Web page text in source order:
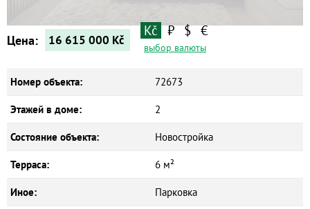
Коммерческие объекты
Цена: 16 615 000 Kč
Kč ₽ $ €
выбор валюты
Номер объекта: 72673
Этажей в доме: 2
Состояние объекта: Новостройка
Терраса: 6 м²
Иное: Парковка